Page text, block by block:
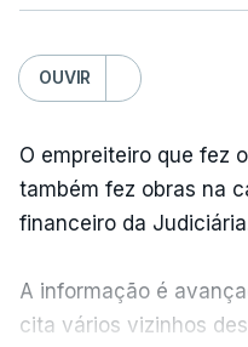
OUVIR
O empreiteiro que fez
também fez obras na
financeiro da
A informação é
cita vários vizinhos